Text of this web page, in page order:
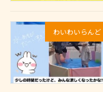
わいわいらんど